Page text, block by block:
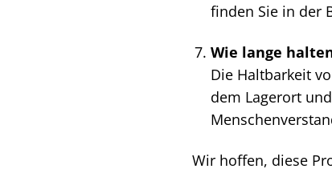
finden Sie in der
Wie lange
Die Haltbarkeit
dem Lagerort
Wir hoffen, diese